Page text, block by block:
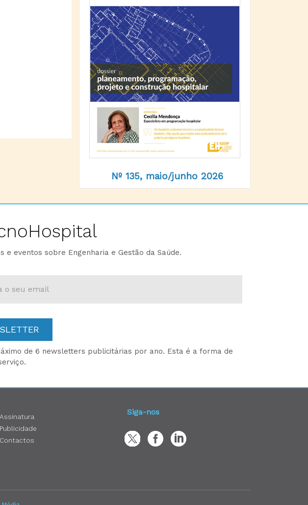
Nº 135, maio/junho 2026
eventos sobre Engenharia e Gestão da Saúde.
de 6 newsletters publicitárias por ano. Esta é a forma de
Assinatura
Publicidade
Contactos
Siga-nos